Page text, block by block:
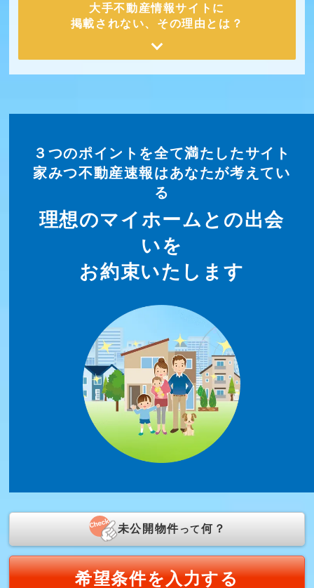
大手不動産情報サイトに
掲載されない、その理由とは？
３つのポイントを全て満たしたサイト
家みつ不動産速報はあなたが考えてい
る
理想のマイホームとの出会
いを
お約束いたします
未公開物件って何？
希望条件を入力する